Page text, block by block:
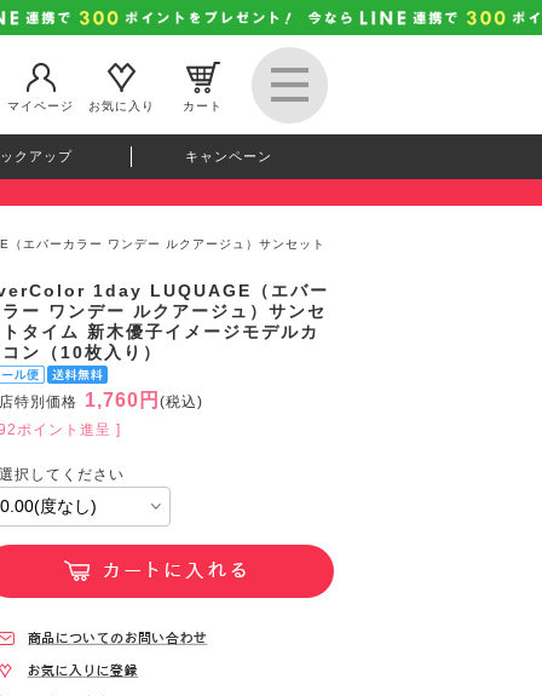
マイページ お気に入り カート
クアップ キャンペーン
エバーカラー ワンデー ルクアージュ）サンセット
1day LUQUAGE（エバー
ー ワンデー ルクアージュ）サンセ
タイム 新木優子イメージモデルカ
ン（10枚入り）
特別価格 1,760円 (税込)
ポイント進呈 ]